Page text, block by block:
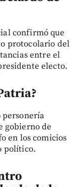
confirmó que
protocolario del
entre el
electo.
gobierno de
en los comicios
político.